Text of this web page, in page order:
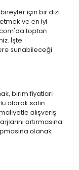
için bir dizi
ve en iyi
toptan
İşte
sunabileceği
birim fiyatları
olarak satın
alışveriş
artırmasına
olanak